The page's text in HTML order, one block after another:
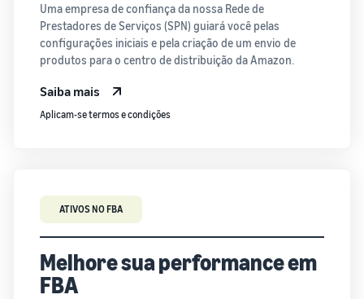
Uma empresa de confiança da nossa Rede de
Prestadores de Serviços (SPN) guiará você pelas
configurações iniciais e pela criação de um envio de
produtos para o centro de distribuição da Amazon.
Saiba mais
Aplicam-se termos e condições
ATIVOS NO FBA
Melhore sua performance em
FBA